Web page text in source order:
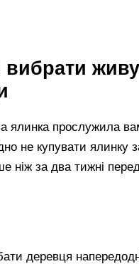
ялинка прослужила
не купувати ялинку
ніж за два тижні
деревця